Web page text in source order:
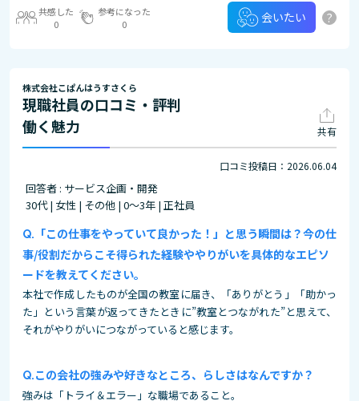
共感した
0
参考になった
0
会いたい ?
株式会社こぱんはうすさくら
現職社員の口コミ・評判
働く魅力
共有
口コミ投稿日：2026.06.04
回答者 : サービス企画・開発
30代 | 女性 | その他 | 0～3年 | 正社員
「この仕事をやっていて良かった！」と思う瞬間は？今の仕
事/役割だからこそ得られた経験ややりがいを具体的なエピソ
ードを教えてください。
本社で作成したものが全国の教室に届き、「ありがとう」「助かっ
た」という言葉が返ってきたときに”教室とつながれた”と思えて、
それがやりがいにつながっていると感じます。
この会社の強みや好きなところ、らしさはなんですか？
強みは「トライ＆エラー」な職場であること。